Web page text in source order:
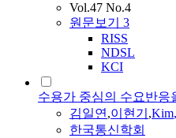
Vol.47 No.4
원문보기 3
RISS
NDSL
KCI
수용가 중심의 수요반응
김일연,이현기 ,Kim,
한국통신학회